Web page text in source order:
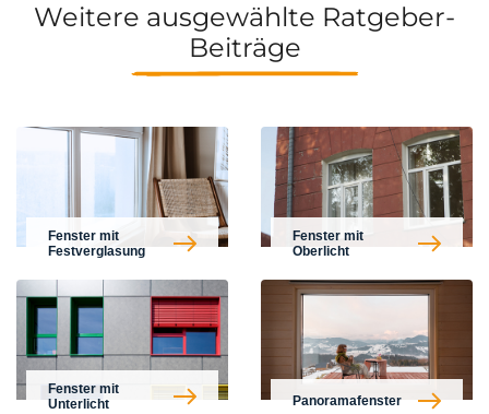
Weitere ausgewählte Ratgeber-
Beiträge
Fenster mit
Festverglasung
Fenster mit
Oberlicht
Fenster mit
Unterlicht
Panoramafenster